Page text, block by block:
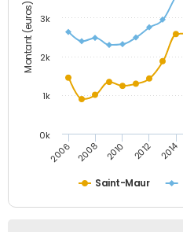
Montant (euros)
Saint-Maur
2006 2008 2010 2012 2014
0k
1k
2k
3k